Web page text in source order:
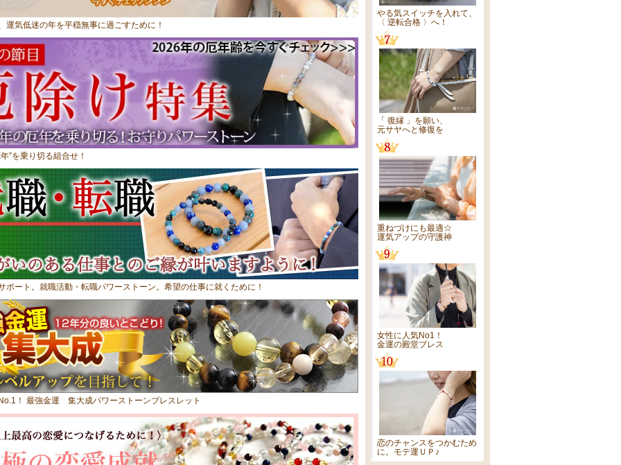
運気低迷の年を平穏無事に過ごすために！
”を乗り切る組合せ！
ポート。就職活動・転職パワーストーン。希望の仕事に就くために！
！ 最強金運 集大成パワーストーンブレスレット
やる気スイッチを入れて、
〈 逆転合格 〉へ！
「 復縁 」を願い、
元サヤへと修復を
重ねづけにも最適☆
運気アップの守護神
女性に人気No1！
金運の殿堂ブレス
恋のチャンスをつかむため
に。モテ運ＵＰ♪